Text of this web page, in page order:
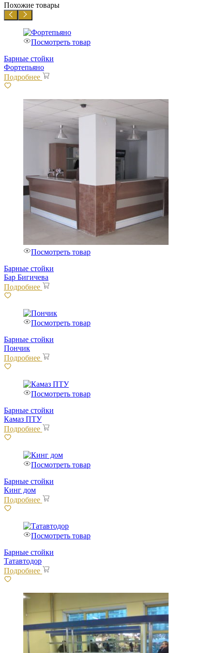
Похожие товары
Посмотреть товар
Барные стойки
Фортепьяно
Подробнее
Посмотреть товар
Барные стойки
Бар Бигичева
Подробнее
Посмотреть товар
Барные стойки
Пончик
Подробнее
Посмотреть товар
Барные стойки
Камаз ПТУ
Подробнее
Посмотреть товар
Барные стойки
Кинг дом
Подробнее
Посмотреть товар
Барные стойки
Татавтодор
Подробнее